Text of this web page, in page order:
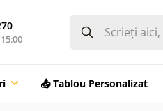
📤 Tablou Personalizat